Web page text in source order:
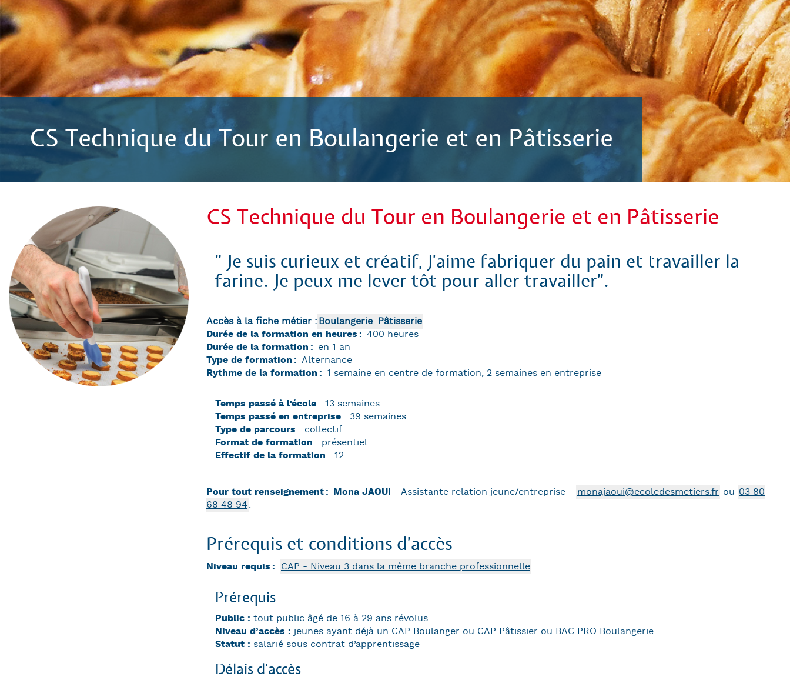
CS Technique du Tour en Boulangerie et en Pâtisserie
CS Technique du Tour en Boulangerie et en Pâtisserie
" Je suis curieux et créatif, J'aime fabriquer du pain et travailler la
farine. Je peux me lever tôt pour aller travailler".
Accès à la fiche métier :BoulangeriePâtisserie
Durée de la formation en heures
400 heures
Durée de la formation
en 1 an
Type de formation
Alternance
Rythme de la formation
1 semaine en centre de formation, 2 semaines en entreprise
Temps passé à l'école : 13 semaines
Temps passé en entreprise : 39 semaines
Type de parcours : collectif
Format de formation : présentiel
Effectif de la formation : 12
Pour tout renseignement Mona JAOUI - Assistante relation jeune/entreprise - monajaoui@ecoledesmetiers.fr ou 03 80
68 48 94.
Prérequis et conditions d'accès
Niveau requis CAP - Niveau 3 dans la même branche professionnelle
Prérequis
Public : tout public âgé de 16 à 29 ans révolus
Niveau d’accès :jeunes ayant déjà un CAP Boulanger ou CAP Pâtissier ou BAC PRO Boulangerie
Statut : salarié sous contrat d’apprentissage
Délais d'accès